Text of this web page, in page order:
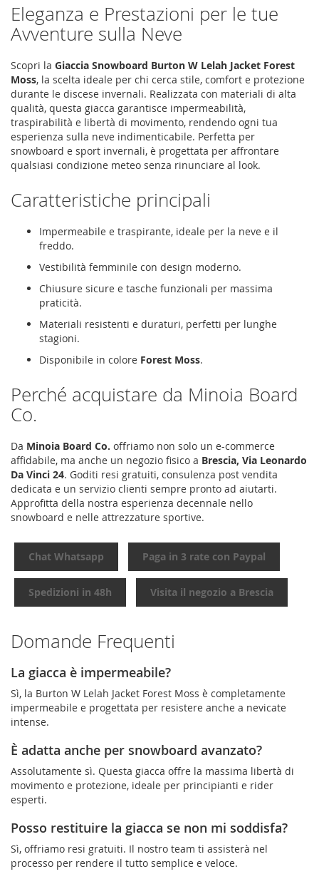
Eleganza e Prestazioni per le tue
Avventure sulla Neve
Scopri la Giaccia Snowboard Burton W Lelah Jacket Forest
Moss, la scelta ideale per chi cerca stile, comfort e protezione
durante le discese invernali. Realizzata con materiali di alta
qualità, questa giacca garantisce impermeabilità,
traspirabilità e libertà di movimento, rendendo ogni tua
esperienza sulla neve indimenticabile. Perfetta per
snowboard e sport invernali, è progettata per affrontare
qualsiasi condizione meteo senza rinunciare al look.
Caratteristiche principali
Impermeabile e traspirante, ideale per la neve e il
freddo.
Vestibilità femminile con design moderno.
Chiusure sicure e tasche funzionali per massima
praticità.
Materiali resistenti e duraturi, perfetti per lunghe
stagioni.
Disponibile in colore Forest Moss.
Perché acquistare da Minoia Board
Co.
Da Minoia Board Co. offriamo non solo un e-commerce
affidabile, ma anche un negozio fisico a Brescia, Via Leonardo
Da Vinci 24. Goditi resi gratuiti, consulenza post vendita
dedicata e un servizio clienti sempre pronto ad aiutarti.
Approfitta della nostra esperienza decennale nello
snowboard e nelle attrezzature sportive.
Chat Whatsapp Paga in 3 rate con Paypal
Spedizioni in 48h Visita il negozio a Brescia
Domande Frequenti
La giacca è impermeabile?
Sì, la Burton W Lelah Jacket Forest Moss è completamente
impermeabile e progettata per resistere anche a nevicate
intense.
È adatta anche per snowboard avanzato?
Assolutamente sì. Questa giacca offre la massima libertà di
movimento e protezione, ideale per principianti e rider
esperti.
Posso restituire la giacca se non mi soddisfa?
Sì, offriamo resi gratuiti. Il nostro team ti assisterà nel
processo per rendere il tutto semplice e veloce.